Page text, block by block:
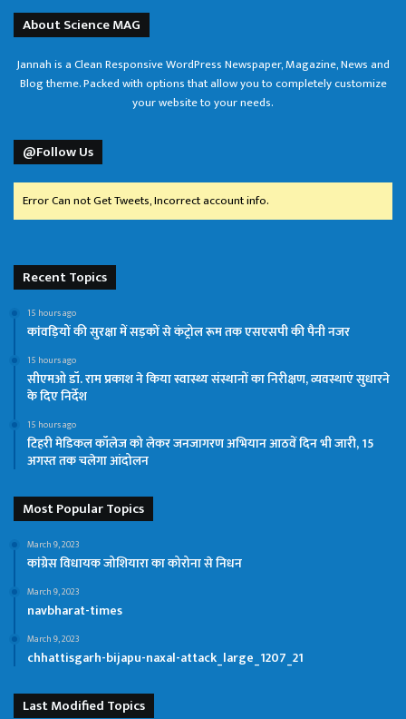
About Science MAG
Jannah is a Clean Responsive WordPress Newspaper, Magazine, News and
Blog theme. Packed with options that allow you to completely customize
your website to your needs.
@Follow Us
Error Can not Get Tweets, Incorrect account info.
Recent Topics
15 hours ago
कांवड़ियों की सुरक्षा में सड़कों से कंट्रोल रूम तक एसएसपी की पैनी नजर
15 hours ago
सीएमओ डॉ. राम प्रकाश ने किया स्वास्थ्य संस्थानों का निरीक्षण, व्यवस्थाएं सुधारने
के दिए निर्देश
15 hours ago
टिहरी मेडिकल कॉलेज को लेकर जनजागरण अभियान आठवें दिन भी जारी, 15
अगस्त तक चलेगा आंदोलन
Most Popular Topics
March 9, 2023
कांग्रेस विधायक जोशियारा का कोरोना से निधन
March 9, 2023
navbharat-times
March 9, 2023
chhattisgarh-bijapu-naxal-attack_large_1207_21
Last Modified Topics